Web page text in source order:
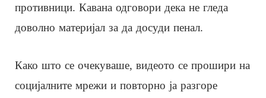
противници. Кавана одговори дека не гледа
доволно материјал за да досуди пенал.
Како што се очекуваше, видеото се прошири на
социјалните мрежи и повторно ја разгоре